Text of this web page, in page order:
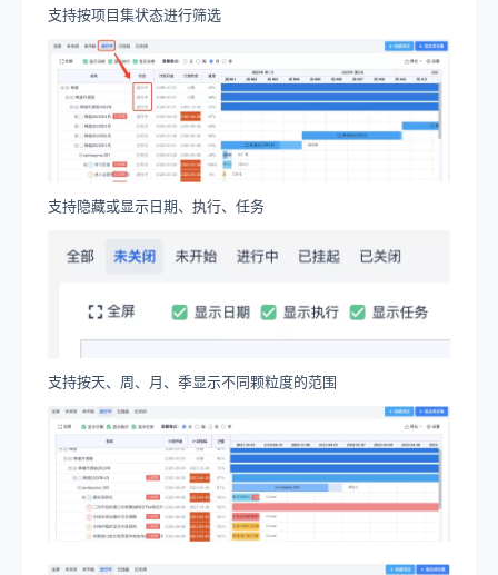
支持按项目集状态进行筛选
支持隐藏或显示日期、执行、任务
支持按天、周、月、季显示不同颗粒度的范围